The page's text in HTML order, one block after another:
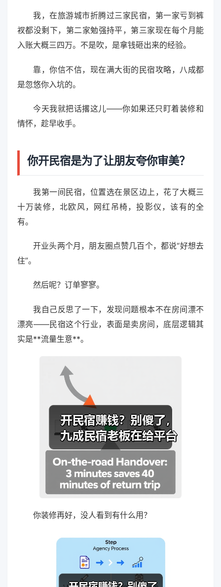
我，在旅游城市折腾过三家民宿，第一家亏到裤
衩都没剩下，第二家勉强持平，第三家现在每个月能
入账大概三四万。不是吹，是拿钱砸出来的经验。
靠，你信不信，现在满大街的民宿攻略，八成都
是忽悠你入坑的。
今天我就把话撂这儿——你如果还只盯着装修和
情怀，趁早收手。
你开民宿是为了让朋友夸你审美？
我第一间民宿，位置选在景区边上，花了大概三
十万装修，北欧风，网红吊椅，投影仪，该有的全
有。
开业头两个月，朋友圈点赞几百个，都说“好想去
住”。
然后呢？订单寥寥。
我自己反思了一下，发现问题根本不在房间漂不
漂亮——民宿这个行业，表面是卖房间，底层逻辑其
实是**流量生意**。
你装修再好，没人看到有什么用？